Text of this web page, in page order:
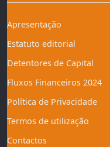
Apresentação
Estatuto editorial
Detentores de Capital
Fluxos Financeiros 2024
Política de Privacidade
Termos de utilização
Contactos